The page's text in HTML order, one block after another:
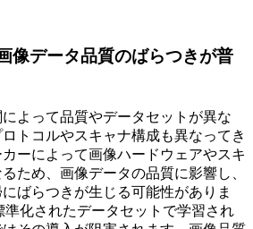
像データ品質のばらつきが普
よって品質やデータセットが異な
トコルやスキャナ構成も異なってき
ーによって画像ハードウェアやスキ
ため、画像データの品質に影響し、
ばらつきが生じる可能性がありま
化されたデータセットで学習され